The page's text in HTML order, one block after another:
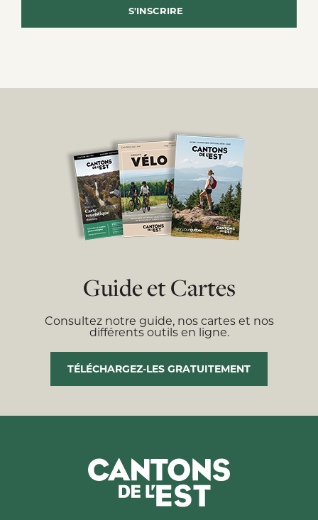
Guide et Cartes
Consultez notre guide, nos cartes et nos
différents outils en ligne.
TÉLÉCHARGEZ-LES GRATUITEMENT